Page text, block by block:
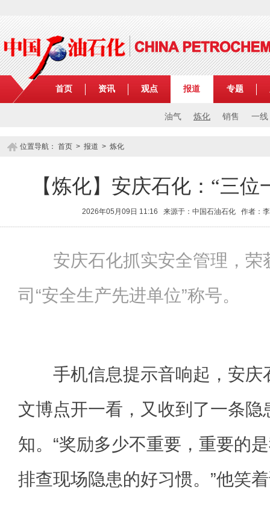
首页 资讯 观点 报道
油气 炼化 销售 一线
专题
位置导航： 首页 > 报道 > 炼化
【炼化】安庆石化：“三
2026年05月09日 11:16 来源于：中国石油石化 作者：
安庆石化抓实安全管理，荣
司“安全生产先进单位”称号。
手机信息提示音响起，安庆
文博点开一看，又收到了一条隐
知。“奖励多少不重要，重要的
排查现场隐患的好习惯。”他笑